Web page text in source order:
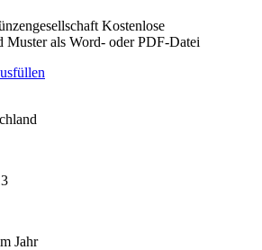
Kostenlose
Muster als Word- oder PDF-Datei
Jahr